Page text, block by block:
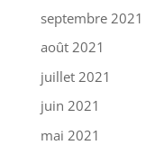
septembre 2021
août 2021
juillet 2021
juin 2021
mai 2021